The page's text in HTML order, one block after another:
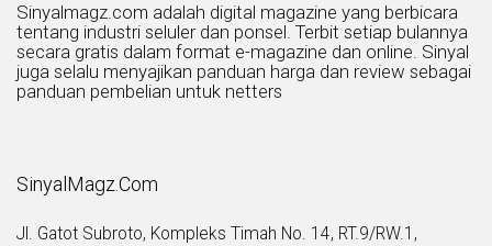
Sinyalmagz.com adalah digital magazine yang berbicara
tentang industri seluler dan ponsel. Terbit setiap bulannya
secara gratis dalam format e-magazine dan online. Sinyal
juga selalu menyajikan panduan harga dan review sebagai
panduan pembelian untuk netters
SinyalMagz.Com
Jl. Gatot Subroto, Kompleks Timah No. 14, RT.9/RW.1,